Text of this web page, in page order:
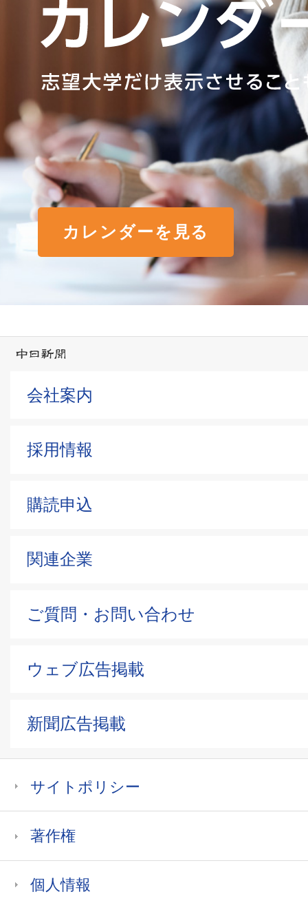
カレンダーを見る
会社案内
採用情報
購読申込
関連企業
ご質問・お問い合わせ
ウェブ広告掲載
新聞広告掲載
サイトポリシー
著作権
個人情報